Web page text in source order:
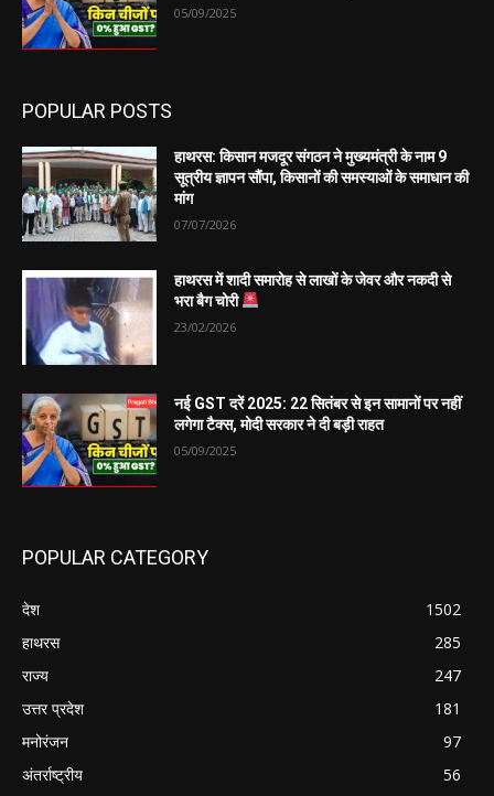
05/09/2025
POPULAR POSTS
हाथरस: किसान मजदूर संगठन ने मुख्यमंत्री के नाम 9
सूत्रीय ज्ञापन सौंपा, किसानों की समस्याओं के समाधान की
मांग
07/07/2026
हाथरस में शादी समारोह से लाखों के जेवर और नकदी से
भरा बैग चोरी
23/02/2026
नई GST दरें 2025: 22 सितंबर से इन सामानों पर नहीं
लगेगा टैक्स, मोदी सरकार ने दी बड़ी राहत
05/09/2025
POPULAR CATEGORY
देश
1502
हाथरस
285
राज्य
247
उत्तर प्रदेश
181
मनोरंजन
97
अंतर्राष्ट्रीय
56